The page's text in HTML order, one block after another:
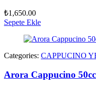
₺1,650.00
Sepete Ekle
Categories: CAPPUCINO
Arora Cappucino